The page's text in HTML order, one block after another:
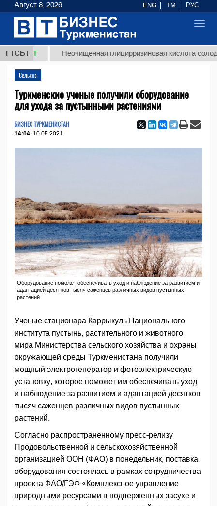
ГТСБТ Неочищенная глицирризиновая кислота солодкового
Сельхоз
Туркменские ученые получили оборудование
для ухода за пустынными растениями
БИЗНЕС ТУРКМЕНИСТАН
14:04 10.05.2021
Оборудование поможет обеспечивать уход и наблюдение за развитием и
адаптацией десятков тысяч саженцев различных видов пустынных
растений.
Ученые стационара Каррыкуль Национального
института пустынь, растительного и животного
мира Министерства сельского хозяйства и охраны
окружающей среды Туркменистана получили
мощный электрогенератор и фотоэлектрическую
установку, которое поможет им обеспечивать уход
и наблюдение за развитием и адаптацией десятков
тысяч саженцев различных видов пустынных
растений.
Согласно распространенному пресс-релизу
Продовольственной и сельскохозяйственной
организацией ООН (ФАО) в понедельник, поставка
оборудования состоялась в рамках сотрудничества
проекта ФАО/ГЭФ «Комплексное управление
природными ресурсами в подверженных засухе и
Август 8, 2026 ENG TM РУС